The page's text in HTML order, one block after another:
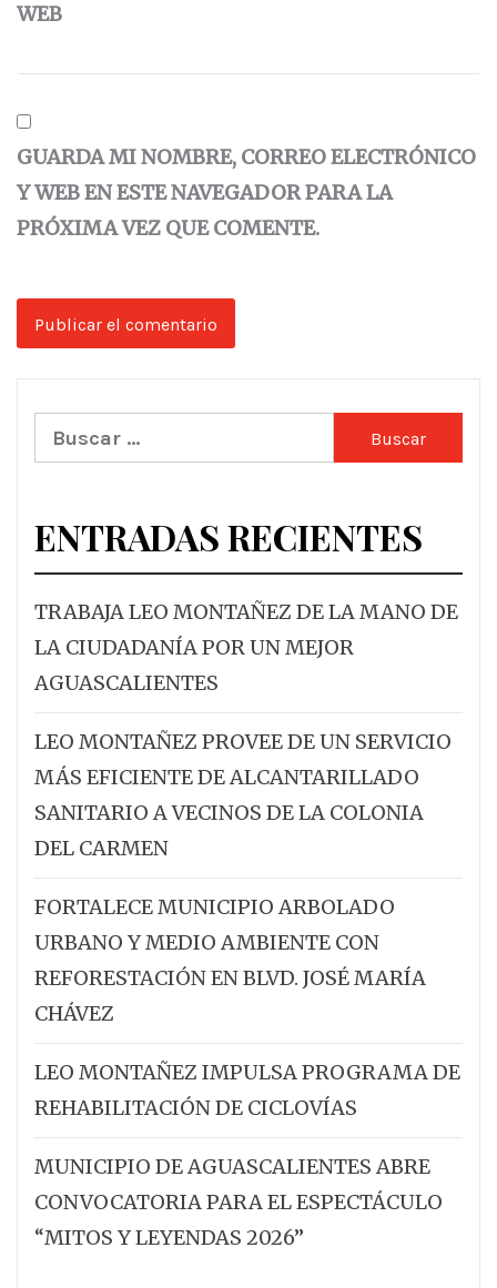
WEB
GUARDA MI NOMBRE, CORREO ELECTRÓNICO
Y WEB EN ESTE NAVEGADOR PARA LA
PRÓXIMA VEZ QUE COMENTE.
Buscar:
ENTRADAS RECIENTES
TRABAJA LEO MONTAÑEZ DE LA MANO DE
LA CIUDADANÍA POR UN MEJOR
AGUASCALIENTES
LEO MONTAÑEZ PROVEE DE UN SERVICIO
MÁS EFICIENTE DE ALCANTARILLADO
SANITARIO A VECINOS DE LA COLONIA
DEL CARMEN
FORTALECE MUNICIPIO ARBOLADO
URBANO Y MEDIO AMBIENTE CON
REFORESTACIÓN EN BLVD. JOSÉ MARÍA
CHÁVEZ
LEO MONTAÑEZ IMPULSA PROGRAMA DE
REHABILITACIÓN DE CICLOVÍAS
MUNICIPIO DE AGUASCALIENTES ABRE
CONVOCATORIA PARA EL ESPECTÁCULO
“MITOS Y LEYENDAS 2026”